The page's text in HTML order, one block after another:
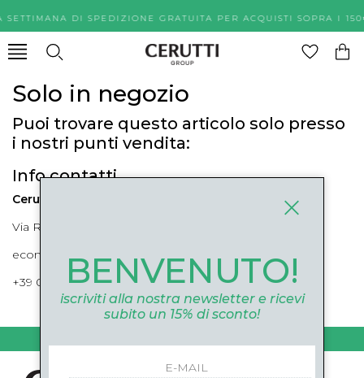
SETTIMANA DI SPEDIZIONE GRATUITA PER ACQUISTI
Solo in negozio
Puoi trovare questo articolo solo presso
i nostri punti vendita:
Info contatti
Cerutti Boutique
Via Roma, 52 Cuneo 12100 Cuneo
ecommerce@ceruttigroup.com
+39 0171694239BENVENUTO!
iscriviti alla nostra newsletter e ricevi
subito un 15% di sconto!